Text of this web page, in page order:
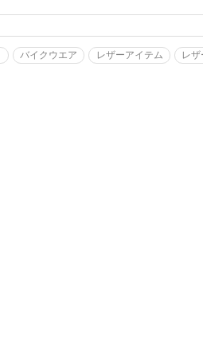
バイクウエア レザーアイテム レ